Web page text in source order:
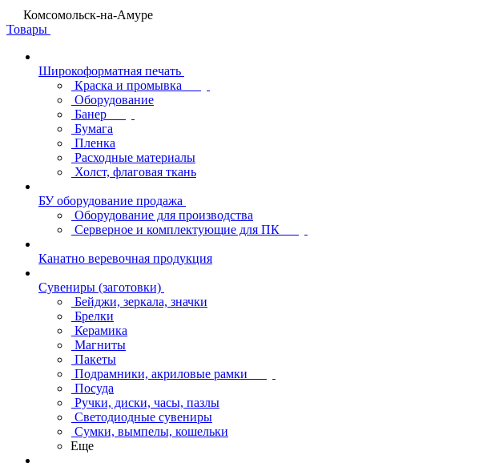
Комсомольск-на-Амуре
Товары
Широкоформатная печать
Краска и промывка
Оборудование
Банер
Бумага
Пленка
Расходные материалы
Холст, флаговая ткань
БУ оборудование продажа
Оборудование для производства
Серверное и комплектующие для ПК
Канатно веревочная продукция
Сувениры (заготовки)
Бейджи, зеркала, значки
Брелки
Керамика
Магниты
Пакеты
Подрамники, акриловые рамки
Посуда
Ручки, диски, часы, пазлы
Светодиодные сувениры
Сумки, вымпелы, кошельки
Еще